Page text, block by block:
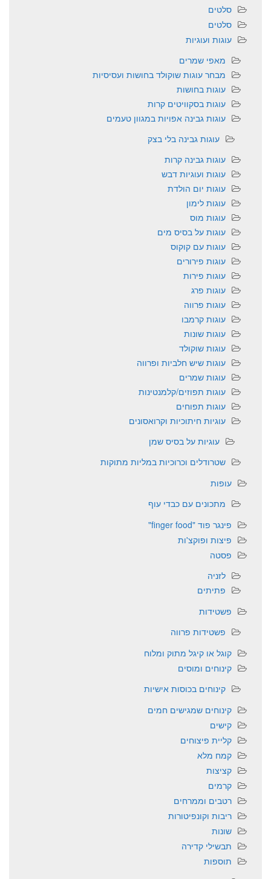
סלטים
סלטים
עוגות ועוגיות
מאפי שמרים
מבחר עוגות שוקולד בחושות ועסיסיות
עוגות בחושות
עוגות בסקוויטים קרות
עוגות גבינה אפויות במגוון טעמים
עוגות גבינה בלי בצק
עוגות גבינה קרות
עוגות ועוגיות דבש
עוגות יום הולדת
עוגות לימון
עוגות מוס
עוגות על בסיס מים
עוגות עם קוקוס
עוגות פירורים
עוגות פירות
עוגות פרג
עוגות פרווה
עוגות קרמבו
עוגות שונות
עוגות שוקולד
עוגות שיש חלביות ופרווה
עוגות שמרים
עוגות תפוזים/קלמנטינות
עוגות תפוחים
עוגיות חיתוכיות וקרואסונים
עוגיות על בסיס שמן
שטרודלים וכרוכיות במליות מתוקות
עופות
מתכונים עם כבדי עוף
פינגר פוד "finger food"
פיצות ופוקצ'ות
פסטה
לזניה
פתיתים
פשטידות
פשטידות פרווה
קוגל או קיגל מתוק ומלוח
קינוחים ומוסים
קינוחים בכוסות אישיות
קינוחים שמגישים חמים
קישים
קליית פיצוחים
קמח מלא
קציצות
קרמים
רטבים וממרחים
ריבות וקונפיטורות
שונות
תבשילי קדירה
תוספות